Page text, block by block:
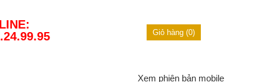
Giỏ hàng (0)
Xem phiên bản mobile